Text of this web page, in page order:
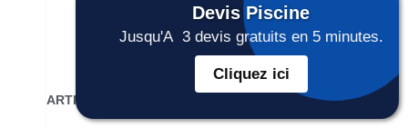
DevisPiscine
Jusqu'A 3 devis gratuits en 5 minutes.
Cliquez ici
ARTICLES RÉCENTS